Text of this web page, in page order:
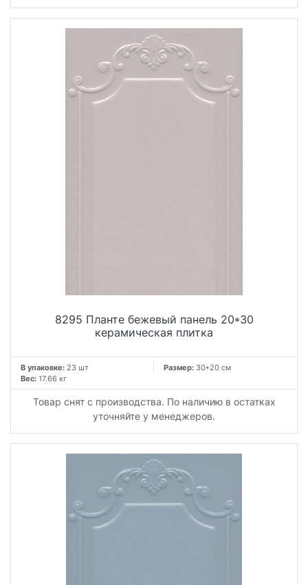
8295 Планте бежевый панель 20*30
керамическая плитка
В упаковке: 23 шт Размер: 30*20 см
Вес: 17.66 кг
Товар снят с производства. По наличию в остатках
уточняйте у менеджеров.